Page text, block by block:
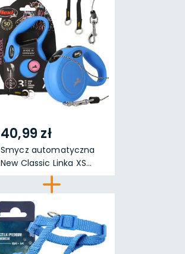
40,99 zł
Smycz automatyczna
New Classic Linka XS...